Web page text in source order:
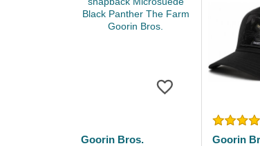
Goorin Bros.
Goorin